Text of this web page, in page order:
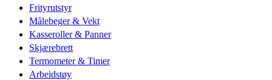
Frityrutstyr
Målebeger & Vekt
Kasseroller & Panner
Skjærebrett
Termometer & Timer
Arbeidstøy